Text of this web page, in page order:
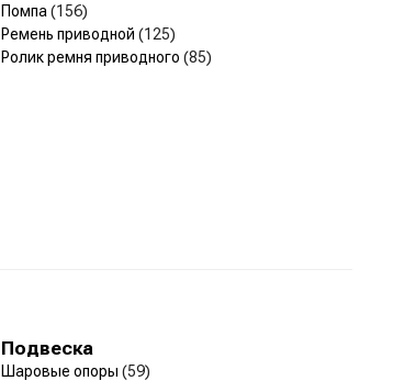
Помпа (156)
Ремень приводной (125)
Ролик ремня приводного (85)
Подвеска
Шаровые опоры (59)